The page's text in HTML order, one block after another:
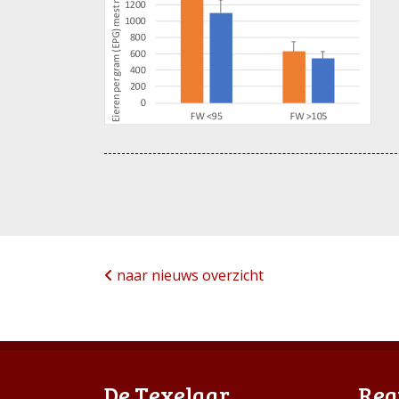
naar nieuws overzicht